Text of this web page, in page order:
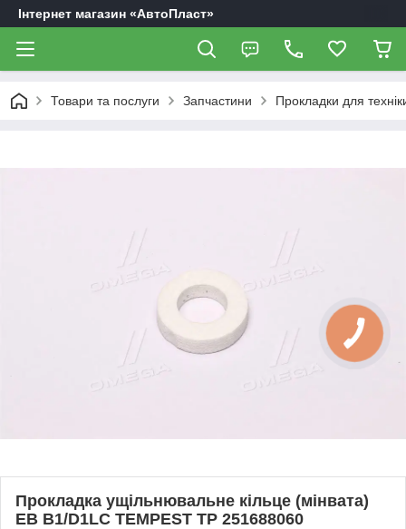
Інтернет магазин «АвтоПласт»
Товари та послуги Запчастини Прокладки для
Прокладка ущільнювальне кільце (мінвата)
EB B1/D1LC TEMPEST TP 251688060